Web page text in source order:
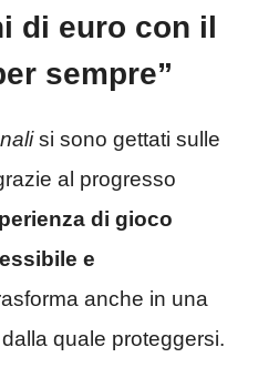
di euro con il
sempre”
si sono gettati sulle
al progresso
di gioco
e
anche in una
dalla quale proteggersi.